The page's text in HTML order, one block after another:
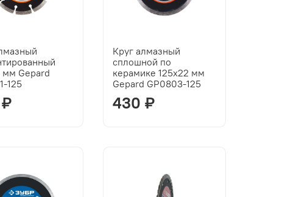
мм Gepard
125
Круг алмазный
сплошной по
керамике 125x22 мм
Gepard GP0803-125
430 ₽